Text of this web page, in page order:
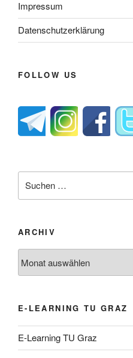
Impressum
Datenschutzerklärung
FOLLOW US
nach:
ARCHIV
E-LEARNING TU GRAZ
E-Learning TU Graz